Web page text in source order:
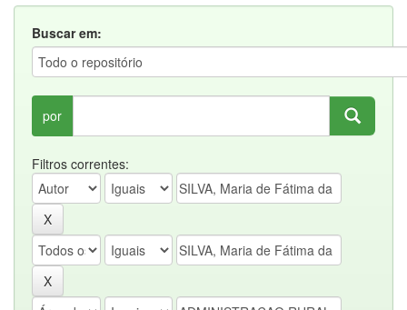
Buscar em:
por
Filtros correntes: